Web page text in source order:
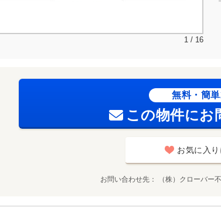
1 / 16
無料・簡単
この物件にお
お気に入
お問い合わせ先 （株）クローバ